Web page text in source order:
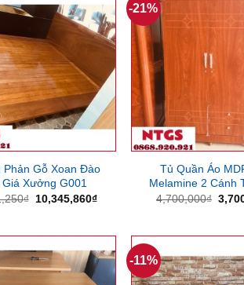
Phản Gỗ Xoan Đào
Giá Xưởng G001
₫ Giá
10,345,860₫Giá
10,345,860₫.
-21%
Tủ Quần Áo
Melamine 2 Cánh
4,700,000₫ Giá
-11%